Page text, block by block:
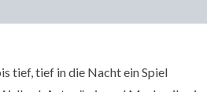
tief, tief in die Nacht ein Spiel